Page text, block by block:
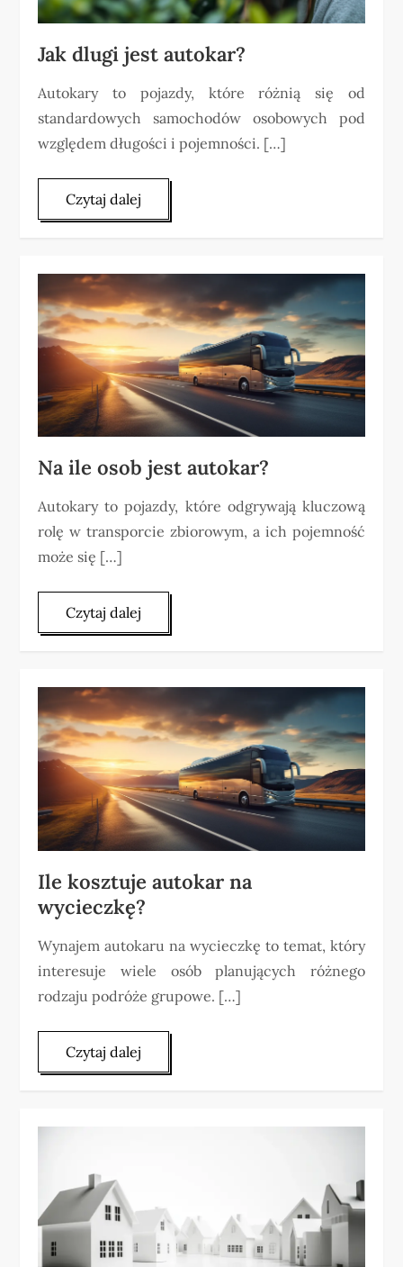
Jak dlugi jest autokar?
Autokary to pojazdy, które różnią się od
standardowych samochodów osobowych pod
względem długości i pojemności. […]
Czytaj dalej
Na ile osob jest autokar?
Autokary to pojazdy, które odgrywają kluczową
rolę w transporcie zbiorowym, a ich pojemność
może się […]
Czytaj dalej
Ile kosztuje autokar na
wycieczkę?
Wynajem autokaru na wycieczkę to temat, który
interesuje wiele osób planujących różnego
rodzaju podróże grupowe. […]
Czytaj dalej